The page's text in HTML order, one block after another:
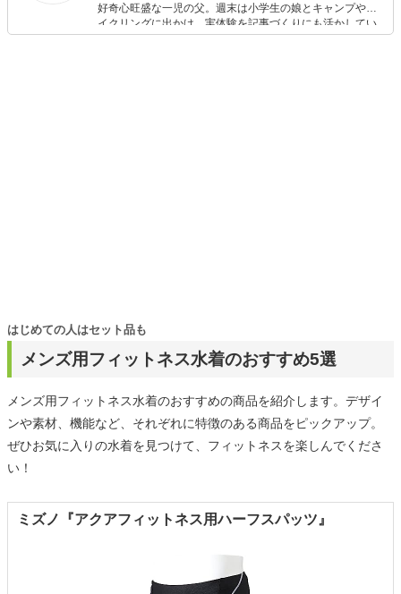
好奇心旺盛な一児の父。週末は小学生の娘とキャンプやサ
イクリングに出かけ、実体験を記事づくりにも活かしてい
ます。読者の「知りたい」を分かりやすく届けることをモ
メンズ用フィットネス水着のおすすめ5選
はじめての人はセット品も
メンズ用フィットネス水着のおすすめの商品を紹介します。デザイ
ンや素材、機能など、それぞれに特徴のある商品をピックアップ。
ぜひお気に入りの水着を見つけて、フィットネスを楽しんでくださ
い！
ミズノ『アクアフィットネス用ハーフスパッツ』